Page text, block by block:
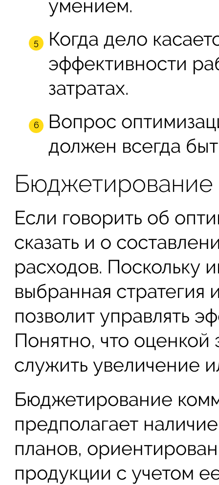
умением.
Когда дело
эффективности
затратах.
Вопрос
должен всегда
Бюджетирование
Если говорить об
сказать и о
расходов. Поскольку
выбранная стратегия
позволит управлять
Понятно, что оценкой
служить увеличение
Бюджетирование
предполагает
планов,
продукции с учетом